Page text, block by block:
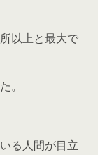
以上と最大で
。
る人間が目立